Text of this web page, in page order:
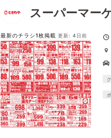
スーパーマー
最新のチラシ1枚掲載 更新: 4日前